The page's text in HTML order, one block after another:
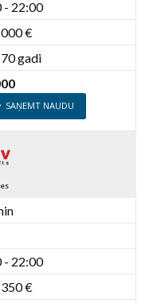
- 22:00
€
gadi
SAŅEMT NAUDU
- 22:00
€